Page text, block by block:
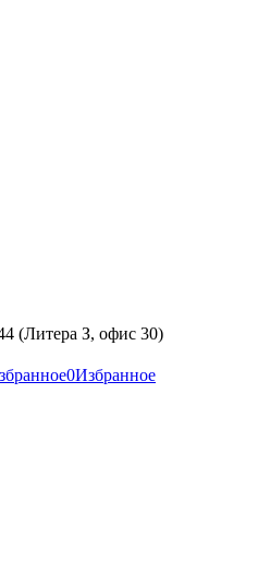
(Литера З, офис 30)
0Избранное